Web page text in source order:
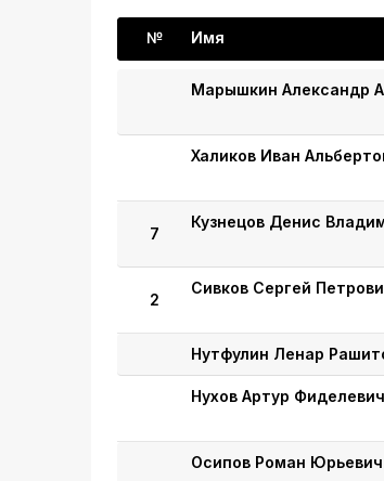
№ Имя
Марышкин Александр
Халиков Иван
7
Кузнецов Денис
2
Сивков Сергей
Нутфулин Ленар
Нухов Артур Фиделевич
Осипов Роман Юрьевич